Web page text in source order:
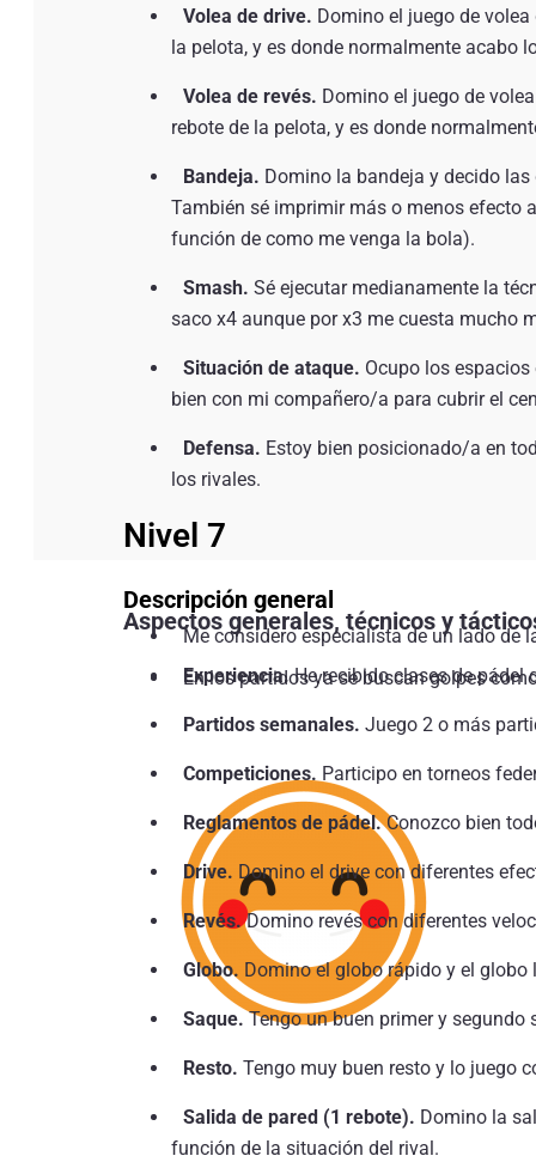
Volea de drive. Domino el juego de
la pelota, y es donde normalmente acabo
Volea de revés. Domino el juego de
rebote de la pelota, y es donde
Bandeja. Domino la bandeja y decido
También sé imprimir más o menos efecto
función de como me venga la bola).
Smash. Sé ejecutar medianamente la
saco x4 aunque por x3 me cuesta mucho
Situación de ataque. Ocupo los
bien con mi compañero/a para cubrir el
Defensa. Estoy bien posicionado/a en
los rivales.
Nivel 7
Descripción general
Me considero especialista de un lado de
En los partidos ya se buscan golpes
Aspectos generales, técnicos y
Experiencia.He recibido clases de pádel
Partidos semanales. Juego 2 o más
Competiciones. Participo en torneos
Reglamentos de pádel.Conozco bien
Drive. Domino el drive con diferentes
Revés.Domino revés con diferentes
Globo. Domino el globo rápido y el
Saque. Tengo un buen primer y segundo
Resto. Tengo muy buen resto y lo juego
Salida de pared (1 rebote). Domino la
función de la situación del rival.